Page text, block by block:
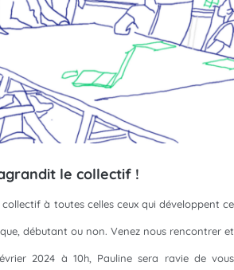
le collectif !
à toutes celles ceux qui développent ce
débutant ou non. Venez nous rencontrer et
2024 à 10h, Pauline sera ravie de vous